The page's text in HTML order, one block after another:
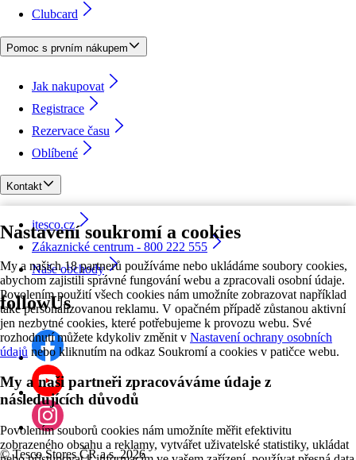
Nastavení soukromí a cookies
My a našich 18 partnerů používáme nebo ukládáme soubory cookies,
abychom zajistili správné fungování webu a zpracovali osobní údaje.
Povolením použití všech cookies nám umožníte zobrazovat například
také personalizovanou reklamu. V opačném případě zůstanou aktivní
jen nezbytné cookies, které potřebujeme k provozu webu. Své
rozhodnutí můžete kdykoliv změnit v Nastavení ochrany osobních
údajů nebo kliknutím na odkaz Soukromí a cookies v patičce webu.
My a naši partneři zpracováváme údaje z
následujících důvodů
Povolením souborů cookies nám umožníte měřit efektivitu
zobrazeného obsahu a reklamy, vytvářet uživatelské statistiky, ukládat
Clubcard
Pomoc s prvním nákupem
Jak nakupovat
Registrace
Rezervace času
Oblíbené
Kontakt
itesco.cz
Zákaznické centrum - 800 222 555
Naše obchody
followUs
©Tesco Stores ČR a.s. 2026